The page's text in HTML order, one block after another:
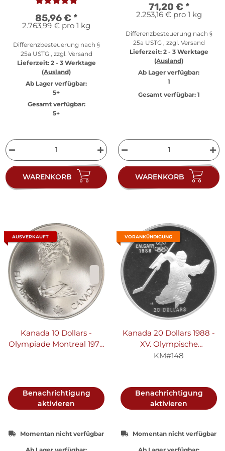
85,96 € *
2.763,99 € pro 1 kg
Differenzbesteuerung nach §
25a USTG , zzgl. Versand
Lieferzeit: 2 - 3 Werktage
(Ausland)
Ab Lager verfügbar:
5+
Gesamt verfügbar:
5+
WARENKORB
71,20 € *
2.253,16 € pro 1 kg
Differenzbesteuerung nach §
25a USTG , zzgl. Versand
Lieferzeit: 2 - 3 Werktage
(Ausland)
Ab Lager verfügbar:
1
Gesamt verfügbar:1
WARENKORB
AUSVERKAUFT
Kanada 10 Dollars -
Olympiade Montreal 1976
Benachrichtigung
aktivieren
Momentan nicht verfügbar
VORANKÜNDIGUNG
Kanada 20 Dollars 1988 -
XV. Olympische
Winterspiele 1988 in
KM#148
Benachrichtigung
aktivieren
Momentan nicht verfügbar